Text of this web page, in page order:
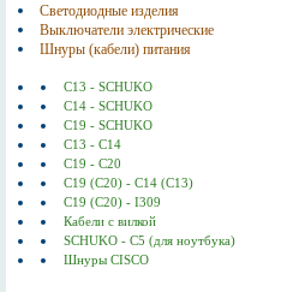
Светодиодные изделия
Выключатели электрические
Шнуры (кабели) питания
C13 - SCHUKO
C14 - SCHUKO
C19 - SCHUKO
C13 - C14
C19 - C20
C19 (С20) - C14 (С13)
C19 (C20) - I309
Кабели с вилкой
SCHUKO - C5 (для ноутбука)
Шнуры CISCO